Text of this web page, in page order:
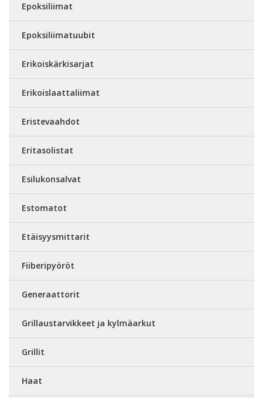
Epoksiliimat
Epoksiliimatuubit
Erikoiskärkisarjat
Erikoislaattaliimat
Eristevaahdot
Eritasolistat
Esilukonsalvat
Estomatot
Etäisyysmittarit
Fiiberipyöröt
Generaattorit
Grillaustarvikkeet ja kylmäarkut
Grillit
Haat